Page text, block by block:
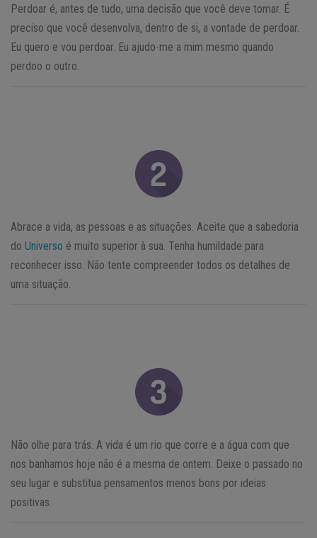
Perdoar é, antes de tudo, uma decisão que você deve tomar. É
preciso que você desenvolva, dentro de si, a vontade de perdoar.
Eu quero e vou perdoar. Eu ajudo-me a mim mesmo quando
perdoo o outro.
Abrace a vida, as pessoas e as situações. Aceite que a sabedoria
do Universo é muito superior à sua. Tenha humildade para
reconhecer isso. Não tente compreender todos os detalhes de
uma situação.
Não olhe para trás. A vida é um rio que corre e a água com que
nos banhamos hoje não é a mesma de ontem. Deixe o passado no
seu lugar e substitua pensamentos menos bons por ideias
positivas.